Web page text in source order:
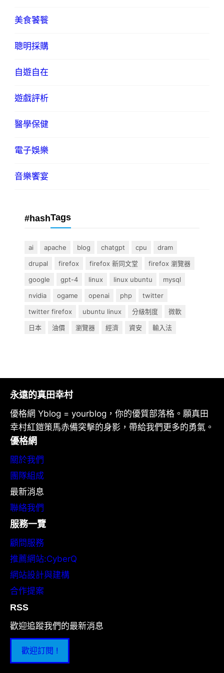
美食饕餮
聰明採購
自遊自在
遊戲評析
醫學保健
電子娛樂
音樂饗宴
#hashTags
ai apache blog chatgpt cpu
dram
drupal
firefox firefox 新同文堂
firefox 瀏覽器
google
gpt-4 linux linux ubuntu
mysql
nvidia
ogame openai php
twitter
twitter firefox
ubuntu linux 分級制度
微軟
日本
油價 瀏覽器 經濟 資安 輸入法
永遠的真田幸村
優格網 Yblog = yourblog，你的優質部落格。願真田
幸村紅鎧策馬赤備突擊的身影，帶給我們更多的勇氣。
優格網
關於我們
團隊組成
最新消息
聯絡我們
服務一覽
顧問服務
推薦網站:CyberQ
網站設計與建構
合作提案
RSS
歡迎追蹤我們的最新消息
歡迎訂閱 !